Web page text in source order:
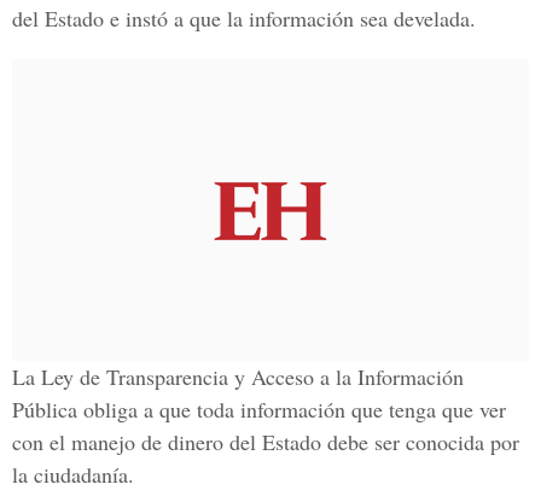
del Estado e instó a que la información sea develada.
La Ley de Transparencia y Acceso a la Información
Pública obliga a que toda información que tenga que ver
con el manejo de dinero del Estado debe ser conocida por
la ciudadanía.